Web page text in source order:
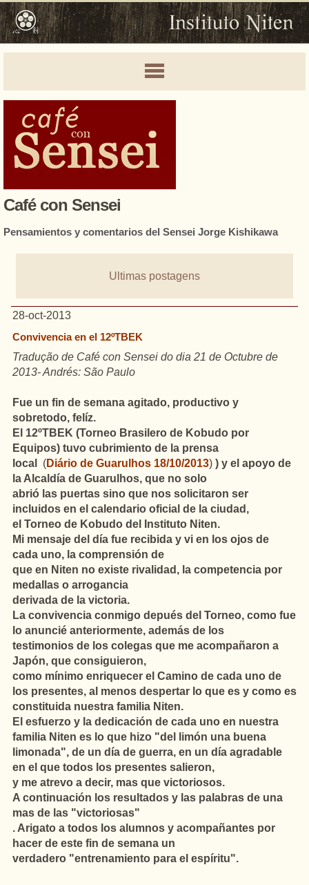
Café con Sensei
Pensamientos y comentarios del Sensei Jorge Kishikawa
Ultimas postagens
28-oct-2013
Convivencia en el 12ºTBEK
Tradução de Café con Sensei do dia 21 de Octubre de
2013- Andrés: São Paulo
Fue un fin de semana agitado, productivo y
sobretodo, felíz.
El 12ºTBEK (Torneo Brasilero de Kobudo por
Equipos) tuvo cubrimiento de la prensa
local (Diário de Guarulhos 18/10/2013) ) y el apoyo de
la Alcaldía de Guarulhos, que no solo
abrió las puertas sino que nos solicitaron ser
incluidos en el calendario oficial de la ciudad,
el Torneo de Kobudo del Instituto Niten.
Mi mensaje del día fue recibida y vi en los ojos de
cada uno, la comprensión de
que en Niten no existe rivalidad, la competencia por
medallas o arrogancia
derivada de la victoria.
La convivencia conmigo depués del Torneo, como fue
lo anuncié anteriormente, además de los
testimonios de los colegas que me acompañaron a
Japón, que consiguieron,
como mínimo enriquecer el Camino de cada uno de
los presentes, al menos despertar lo que es y como es
constituida nuestra familia Niten.
El esfuerzo y la dedicación de cada uno en nuestra
familia Niten es lo que hizo "del limón una buena
limonada", de un día de guerra, en un día agradable
en el que todos los presentes salieron,
y me atrevo a decir, mas que victoriosos.
A continuación los resultados y las palabras de una
mas de las "victoriosas"
. Arigato a todos los alumnos y acompañantes por
hacer de este fin de semana un
verdadero "entrenamiento para el espíritu".